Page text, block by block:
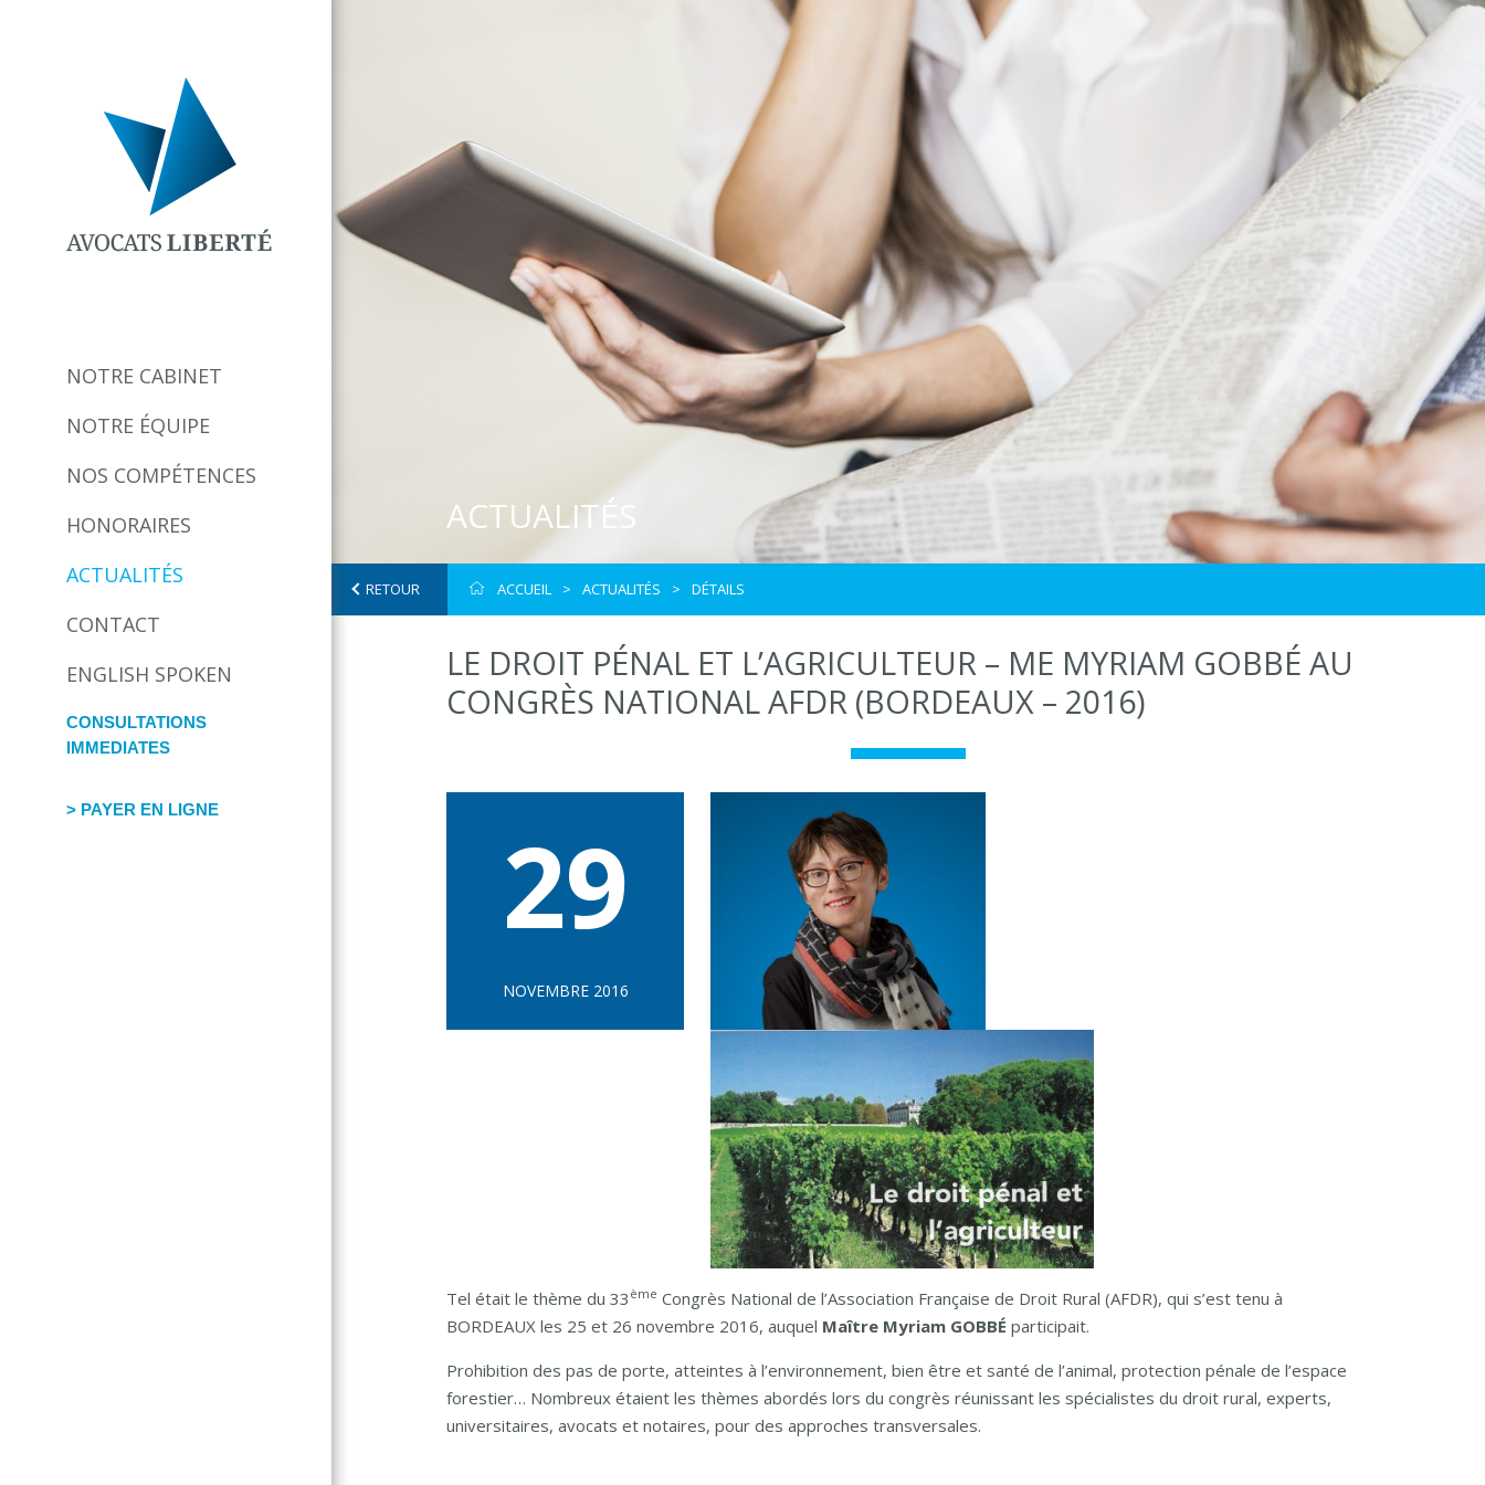
NOTRE CABINET
NOTRE ÉQUIPE
NOS COMPÉTENCES
HONORAIRES
ACTUALITÉS
CONTACT
ENGLISH SPOKEN
CONSULTATIONS
IMMEDIATES
> PAYER EN LIGNE
ACTUALITÉS
RETOUR ACCUEIL ACTUALITÉS DÉTAILS
LE DROIT PÉNAL ET L’AGRICULTEUR – ME MYRIAM GOBBÉ AU
CONGRÈS NATIONAL AFDR (BORDEAUX – 2016)
29
NOVEMBRE 2016
Tel était le thème du 33 ème Congrès National de l’Association Française de Droit Rural (AFDR), qui s’est tenu à
BORDEAUX les 25 et 26 novembre 2016, auquel Maître Myriam GOBBÉ participait.
Prohibition des pas de porte, atteintes à l’environnement, bien être et santé de l’animal, protection pénale de l’espace
forestier… Nombreux étaient les thèmes abordés lors du congrès réunissant les spécialistes du droit rural, experts,
universitaires, avocats et notaires, pour des approches transversales.